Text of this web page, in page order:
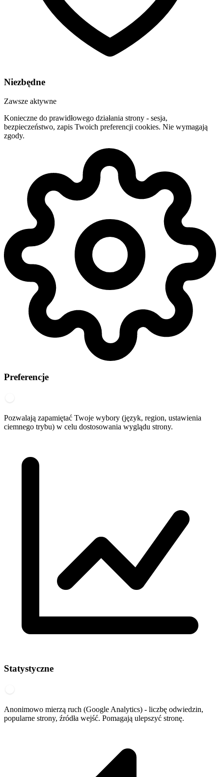
Niezbędne
Zawsze aktywne
Konieczne do prawidłowego działania strony - sesja,
bezpieczeństwo, zapis Twoich preferencji cookies. Nie wymagają
zgody.
Preferencje
Pozwalają zapamiętać Twoje wybory (język, region, ustawienia
ciemnego trybu) w celu dostosowania wyglądu strony.
Statystyczne
Anonimowo mierzą ruch (Google Analytics) - liczbę odwiedzin,
popularne strony, źródła wejść. Pomagają ulepszyć stronę.